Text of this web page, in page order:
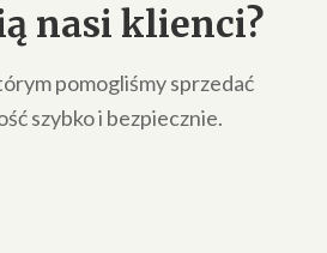
nasi klienci?
pomogliśmy sprzedać
szybko i bezpiecznie.